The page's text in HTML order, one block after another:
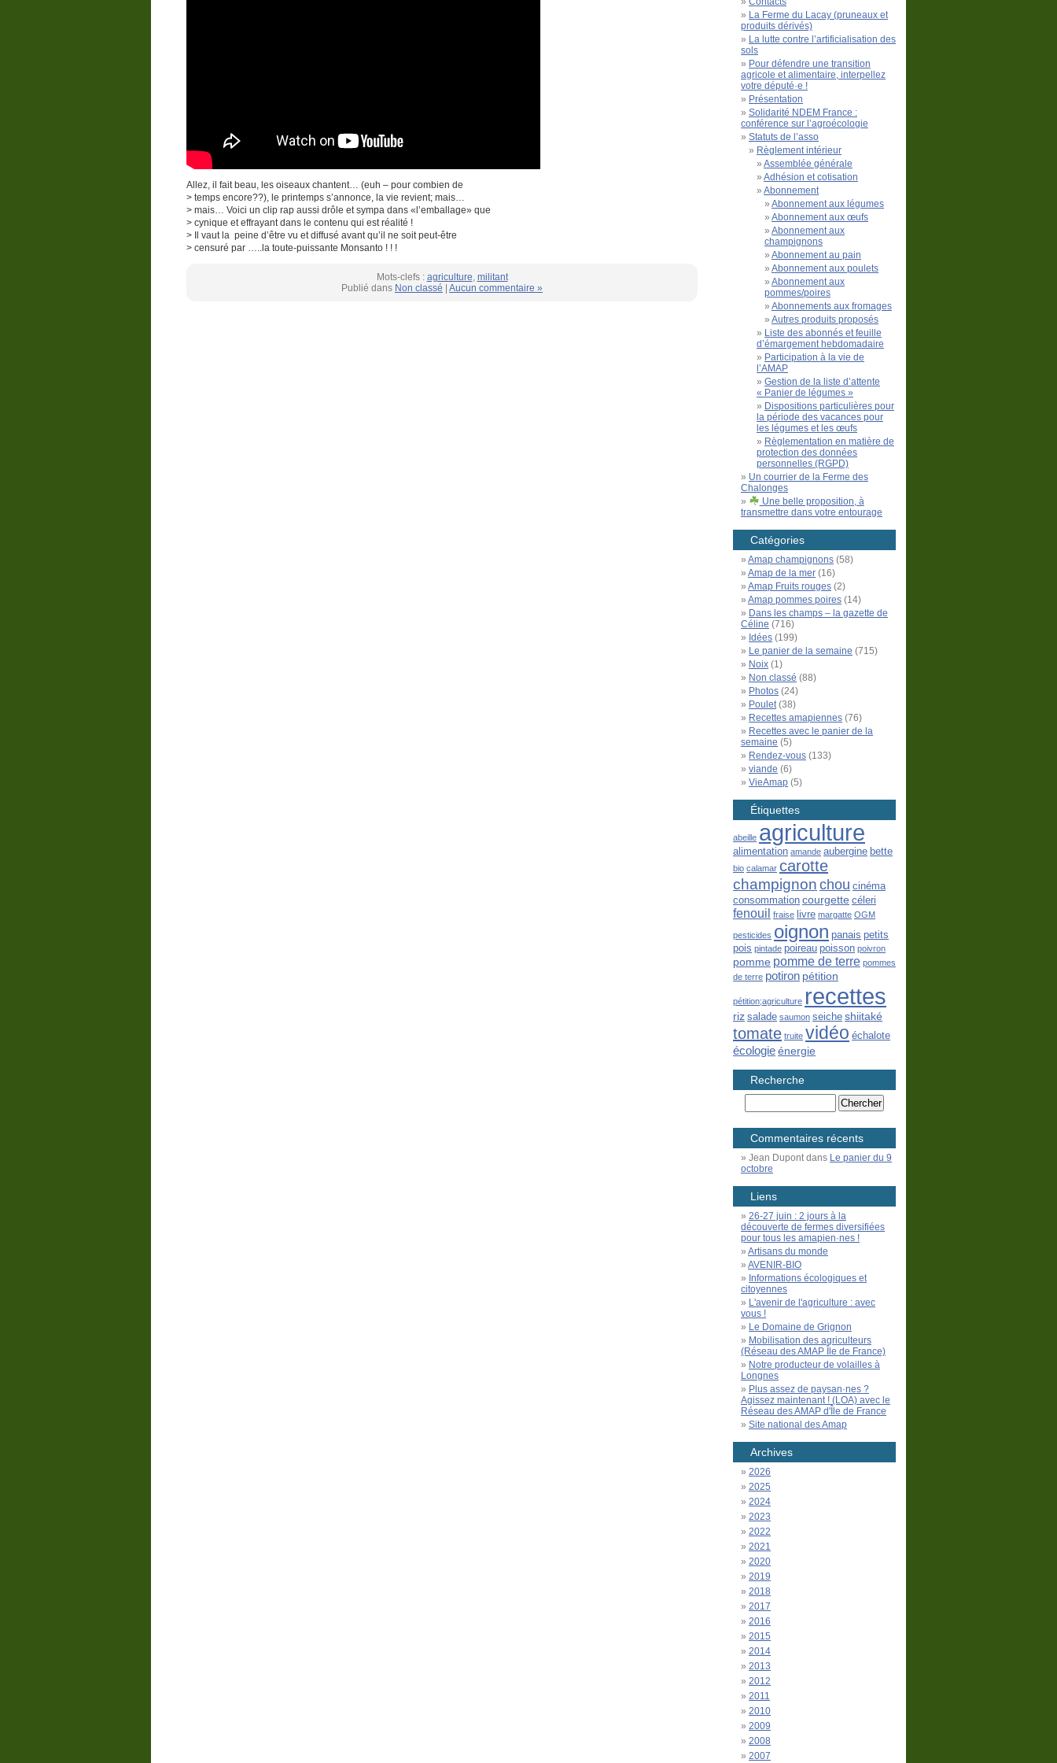
Allez, il fait beau, les oiseaux chantent… (euh – pour combien de
> temps encore??), le printemps s’annonce, la vie revient; mais…
> mais… Voici un clip rap aussi drôle et sympa dans «l’emballage» que
> cynique et effrayant dans le contenu qui est réalité !
> Il vaut la peine d’être vu et diffusé avant qu’il ne soit peut-être
> censuré par …..la toute-puissante Monsanto ! ! !
Mots-clefs : agriculture, militant
Publié dans Non classé Aucun commentaire »
La Ferme du Lacay (pruneaux et
produits dérivés)
La lutte contre l’artificialisation des
sols
Pour défendre une transition
agricole et alimentaire, interpellez
votre député·e !
Présentation
Solidarité NDEM France :
conférence sur l’agroécologie
Statuts de l’asso
Règlement intérieur
Assemblée générale
Adhésion et cotisation
Abonnement
Abonnement aux légumes
Abonnement aux œufs
Abonnement aux
champignons
Abonnement au pain
Abonnement aux poulets
Abonnement aux
pommes/poires
Abonnements aux fromages
Autres produits proposés
Liste des abonnés et feuille
d’émargement hebdomadaire
Participation à la vie de
l’AMAP
Gestion de la liste d’attente
« Panier de légumes »
Dispositions particulières pour
la période des vacances pour
les légumes et les œufs
Règlementation en matière de
protection des données
personnelles (RGPD)
Un courrier de la Ferme des
Chalonges
Une belle proposition, à
transmettre dans votre entourage
Catégories
Amap champignons (58)
Amap de la mer (16)
Amap Fruits rouges (2)
Amap pommes poires (14)
Dans les champs – la gazette de
Céline (716)
Idées (199)
Le panier de la semaine (715)
Noix (1)
Non classé (88)
Photos (24)
Poulet(38)
Recettes amapiennes (76)
Recettes avec le panier de la
semaine (5)
Rendez-vous (133)
viande (6)
VieAmap (5)
Étiquettes
abeille agriculture
alimentation amande aubergine bette
bio calamar carotte
champignon chou cinéma
consommation courgette céleri
fenouil fraise livre margatte OGM
pesticides oignon panais petits
pois pintade poireau poisson poivron
pomme pomme de terre pommes
de terre potiron pétition
pétition;agriculture recettes
riz salade saumon seiche shiitaké
tomate truite vidéo échalote
écologieénergie
Recherche
Commentaires récents
Jean Dupontdans Le panier du 9
octobre
Liens
26-27 juin : 2 jours à la
découverte de fermes diversifiées
pour tous les amapien·nes !
Artisans du monde
AVENIR-BIO
Informations écologiques et
citoyennes
L'avenir de l'agriculture : avec
vous !
Le Domaine de Grignon
Mobilisation des agriculteurs
(Réseau des AMAP Île de France)
Notre producteur de volailles à
Longnes
Plus assez de paysan·nes ?
Agissez maintenant ! (LOA) avec le
Réseau des AMAP d'Île de France
Site national des Amap
Archives
2026
2025
2024
2023
2022
2021
2020
2019
2018
2017
2016
2015
2014
2013
2012
2011
2010
2009
2008
2007